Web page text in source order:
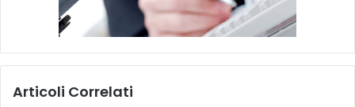
Articoli Correlati